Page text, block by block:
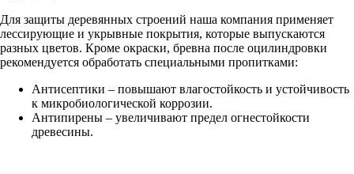
Для защиты деревянных строений наша компания применяет
лессирующие и укрывные покрытия, которые выпускаются
разных цветов. Кроме окраски, бревна после оцилиндровки
рекомендуется обработать специальными пропитками:
Антисептики – повышают влагостойкость и устойчивость
к микробиологической коррозии.
Антипирены – увеличивают предел огнестойкости
древесины.